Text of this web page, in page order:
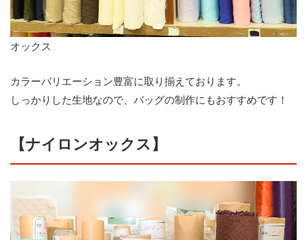
オックス
カラーバリエーション豊富に取り揃えております。
しっかりした生地なので、バッグの制作にもおすすめです！
【ナイロンオックス】